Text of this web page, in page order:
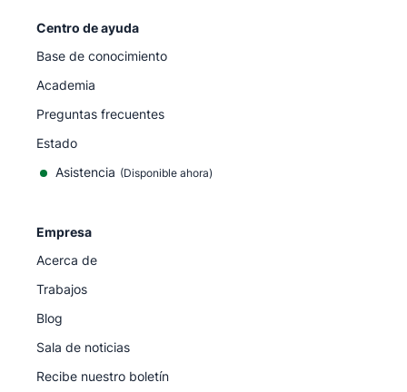
Centro de ayuda
Base de conocimiento
Academia
Preguntas frecuentes
Estado
Asistencia (Disponible ahora)
Empresa
Acerca de
Trabajos
Blog
Sala de noticias
Recibe nuestro boletín